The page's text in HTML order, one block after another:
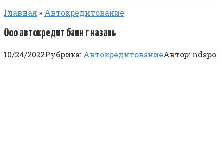
Главная » Автокредитование
Ооо автокредит банк г казань
10/24/2022Рубрика: АвтокредитованиеАвтор: ndspo